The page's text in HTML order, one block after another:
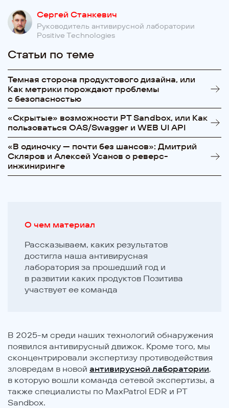
О чем материал
Рассказываем, каких результатов
достигла наша антивирусная
лаборатория за прошедший год и
в развитии каких продуктов Позитива
участвует ее команда
В 2025-м среди наших технологий обнаружения
появился антивирусный движок. Кроме того, мы
сконцентрировали экспертизу противодействия
зловредам в новой антивирусной лаборатории,
в которую вошли команда сетевой экспертизы, а
также специалисты по MaxPatrol EDR и PT
Sandbox.
Сергей Станкевич
Руководитель антивирусной лаборатории
Positive Technologies
Статьи по теме
Темная сторона продуктового дизайна, или
Как метрики порождают проблемы
с безопасностью
«Cкрытые» возможности PT Sandbox, или Как
пользоваться OAS/Swagger и WEB UI API
«В одиночку — почти без шансов»: Дмитрий
Скляров и Алексей Усанов о реверс-
инжиниринге